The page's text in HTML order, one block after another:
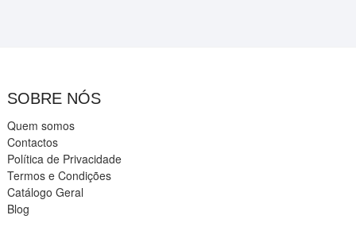
SOBRE NÓS
Quem somos
Contactos
Política de Privacidade
Termos e Condições
Catálogo Geral
Blog